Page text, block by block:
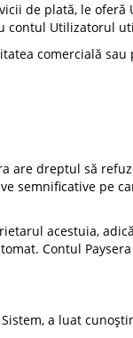
de plată, le
contul Utilizatorul
comercială sau
are dreptul să
semnificative pe
acestuia,
Contul
a luat